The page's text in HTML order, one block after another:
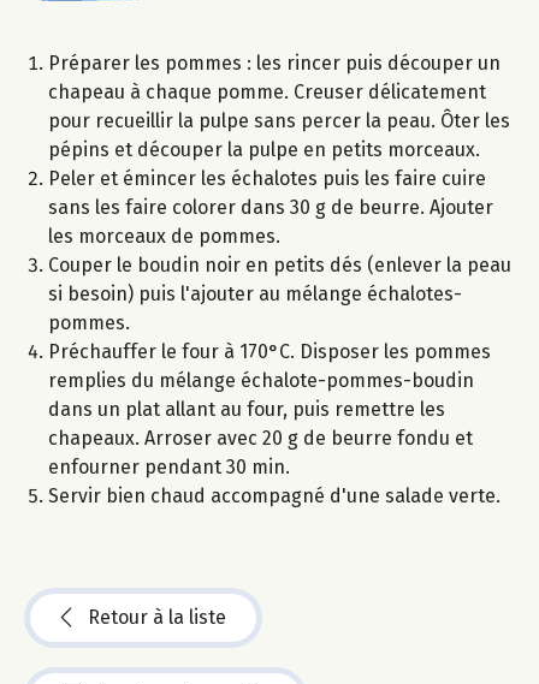
Préparer les pommes : les rincer puis découper un
chapeau à chaque pomme. Creuser délicatement
pour recueillir la pulpe sans percer la peau. Ôter les
pépins et découper la pulpe en petits morceaux.
Peler et émincer les échalotes puis les faire cuire
sans les faire colorer dans 30 g de beurre. Ajouter
les morceaux de pommes.
Couper le boudin noir en petits dés (enlever la peau
si besoin) puis l'ajouter au mélange échalotes-
pommes.
Préchauffer le four à 170°C. Disposer les pommes
remplies du mélange échalote-pommes-boudin
dans un plat allant au four, puis remettre les
chapeaux. Arroser avec 20 g de beurre fondu et
enfourner pendant 30 min.
Servir bien chaud accompagné d'une salade verte.
Retour à la liste